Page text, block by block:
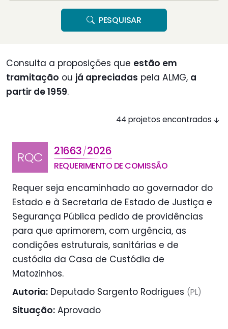
PESQUISAR
Consulta a proposições que estão em
tramitação ou já apreciadas pela ALMG, a
partir de 1959.
44 projetos encontrados
RQC 21663/2026
REQUERIMENTO DE COMISSÃO
Requer seja encaminhado ao governador do
Estado e à Secretaria de Estado de Justiça e
Segurança Pública pedido de providências
para que aprimorem, com urgência, as
condições estruturais, sanitárias e de
custódia da Casa de Custódia de
Matozinhos.
Autoria: Deputado Sargento Rodrigues (PL)
Situação: Aprovado